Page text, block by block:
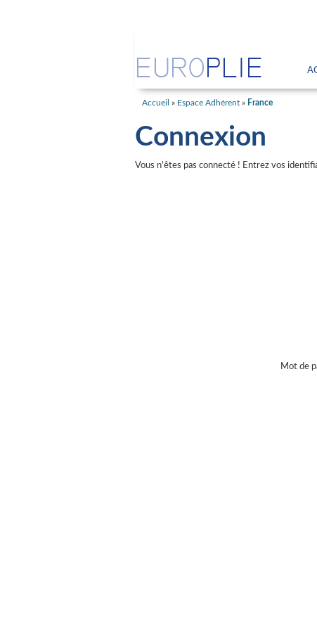
Accueil » Espace Adhérent » France
Connexion
Vous n'êtes pas connecté ! Entrez vos
Mot de